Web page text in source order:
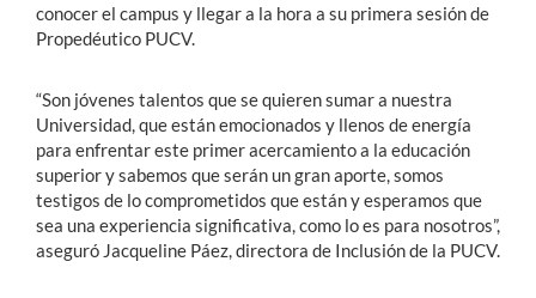
conocer el campus y llegar a la hora a su primera sesión de
Propedéutico PUCV.
“Son jóvenes talentos que se quieren sumar a nuestra
Universidad, que están emocionados y llenos de energía
para enfrentar este primer acercamiento a la educación
superior y sabemos que serán un gran aporte, somos
testigos de lo comprometidos que están y esperamos que
sea una experiencia significativa, como lo es para nosotros”,
aseguró Jacqueline Páez, directora de Inclusión de la PUCV.